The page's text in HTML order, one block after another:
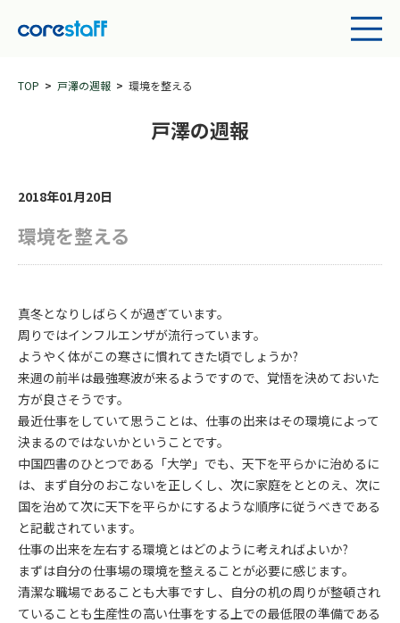
TOP 戸澤の週報 環境を整える
戸澤の週報
2018年01月20日
環境を整える
真冬となりしばらくが過ぎています。
周りではインフルエンザが流行っています。
ようやく体がこの寒さに慣れてきた頃でしょうか?
来週の前半は最強寒波が来るようですので、覚悟を決めておいた
方が良さそうです。
最近仕事をしていて思うことは、仕事の出来はその環境によって
決まるのではないかということです。
中国四書のひとつである「大学」でも、天下を平らかに治めるに
は、まず自分のおこないを正しくし、次に家庭をととのえ、次に
国を治めて次に天下を平らかにするような順序に従うべきである
と記載されています。
仕事の出来を左右する環境とはどのように考えればよいか?
まずは自分の仕事場の環境を整えることが必要に感じます。
清潔な職場であることも大事ですし、自分の机の周りが整頓され
ていることも生産性の高い仕事をする上での最低限の準備である